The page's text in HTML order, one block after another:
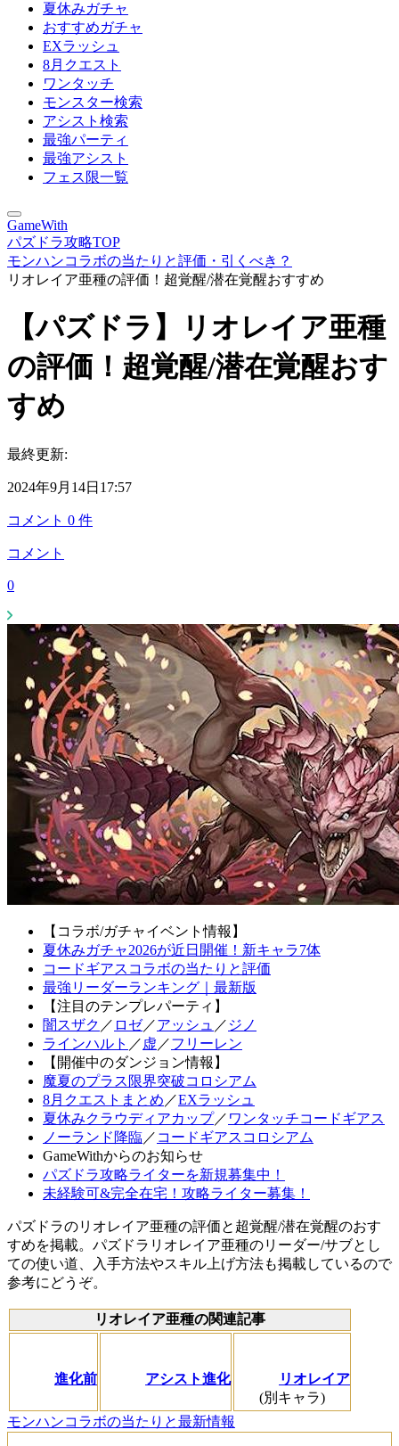
夏休みガチャ
おすすめガチャ
EXラッシュ
8月クエスト
ワンタッチ
モンスター検索
アシスト検索
最強パーティ
最強アシスト
フェス限一覧
GameWith
パズドラ攻略TOP
モンハンコラボの当たりと評価・引くべき？
リオレイア亜種の評価！超覚醒/潜在覚醒おすすめ
【パズドラ】リオレイア亜種
の評価！超覚醒/潜在覚醒おす
すめ
最終更新:
2024年9月14日17:57
コメント 0 件
コメント
0
【コラボ/ガチャイベント情報】
夏休みガチャ2026が近日開催！新キャラ7体
コードギアスコラボの当たりと評価
最強リーダーランキング｜最新版
【注目のテンプレパーティ】
闇スザク ／ ロゼ／アッシュ ／ ジノ
ラインハルト ／ 虚 ／フリーレン
【開催中のダンジョン情報】
魔夏のプラス限界突破コロシアム
8月クエストまとめ ／EXラッシュ
夏休みクラウディアカップ／ ワンタッチコードギアス
ノーランド降臨／ コードギアスコロシアム
GameWithからのお知らせ
パズドラ攻略ライターを新規募集中！
未経験可&完全在宅！攻略ライター募集！
パズドラのリオレイア亜種の評価と超覚醒/潜在覚醒のおす
すめを掲載。パズドラリオレイア亜種のリーダー/サブとし
ての使い道、入手方法やスキル上げ方法も掲載しているので
参考にどうぞ。
リオレイア亜種の関連記事
進化前 アシスト進化
リオレイア
(別キャラ)
モンハンコラボの当たりと最新情報